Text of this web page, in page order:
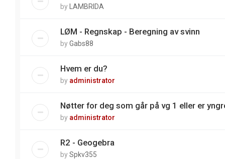
by LAMBRIDA
LØM - Regnskap - Beregning av svinn
byGabs88
Hvem er du?
by administrator
Nøtter for deg som går på vg 1 eller er
by administrator
R2 - Geogebra
bySpkv355